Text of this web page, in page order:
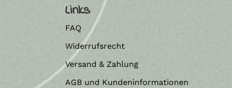
Links
FAQ
Widerrufsrecht
Versand & Zahlung
AGB und Kundeninformationen